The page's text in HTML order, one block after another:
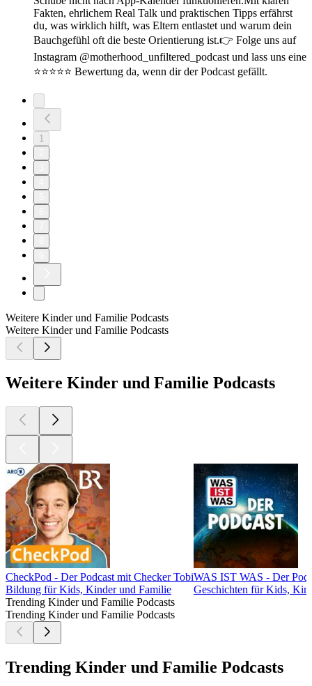
Fakten, ehrlichem Real Talk und praktischen Tipps erfährst
du, was wirklich hilft, was Eltern entlastet und warum dein
Bauchgefühl oft die beste Orientierung ist.👉 Folge uns auf
Instagram @motherhood_unfiltered_podcast und lass uns eine
⭐️⭐️⭐️⭐️⭐️ Bewertung da, wenn dir der Podcast gefällt.
1
Weitere Kinder und Familie Podcasts
Weitere Kinder und Familie Podcasts
Weitere Kinder und Familie Podcasts
CheckPod - Der Podcast mit Checker Tobi
Bildung für Kids, Kinder und Familie
WAS IST WAS - Der
Geschichten für Kids,
Trending Kinder und Familie Podcasts
Trending Kinder und Familie Podcasts
Trending Kinder und Familie Podcasts